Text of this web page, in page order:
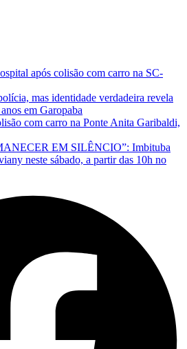
após colisão com carro na SC-
mas identidade verdadeira revela
em Garopaba
com carro na Ponte Anita Garibaldi,
EM SILÊNCIO”: Imbituba
neste sábado, a partir das 10h no